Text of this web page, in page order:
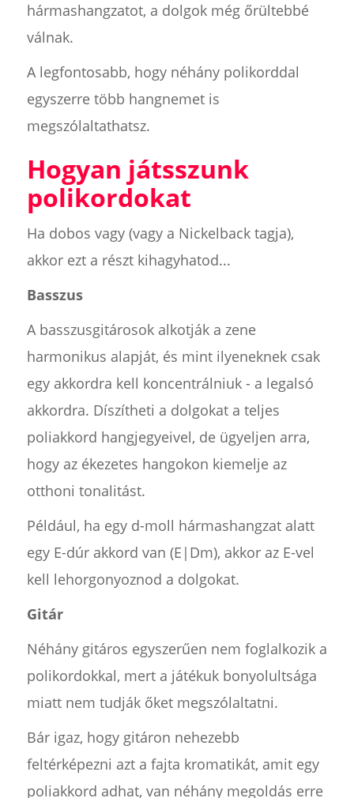
hármashangzatot, a dolgok még őrültebbé
válnak.
A legfontosabb, hogy néhány polikorddal
egyszerre több hangnemet is
megszólaltathatsz.
Hogyan játsszunk
polikordokat
Ha dobos vagy (vagy a Nickelback tagja),
akkor ezt a részt kihagyhatod...
Basszus
A basszusgitárosok alkotják a zene
harmonikus alapját, és mint ilyeneknek csak
egy akkordra kell koncentrálniuk - a legalsó
akkordra. Díszítheti a dolgokat a teljes
poliakkord hangjegyeivel, de ügyeljen arra,
hogy az ékezetes hangokon kiemelje az
otthoni tonalitást.
Például, ha egy d-moll hármashangzat alatt
egy E-dúr akkord van (E|Dm), akkor az E-vel
kell lehorgonyoznod a dolgokat.
Gitár
Néhány gitáros egyszerűen nem foglalkozik a
polikordokkal, mert a játékuk bonyolultsága
miatt nem tudják őket megszólaltatni.
Bár igaz, hogy gitáron nehezebb
feltérképezni azt a fajta kromatikát, amit egy
poliakkord adhat, van néhány megoldás erre